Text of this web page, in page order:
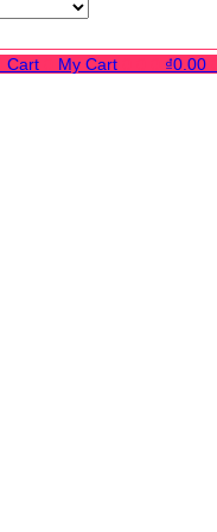
Cart My Cart ₫0.00